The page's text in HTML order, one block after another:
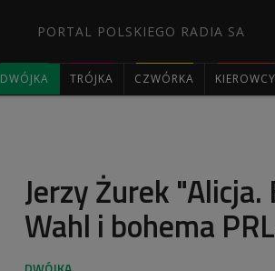
PORTAL POLSKIEGO RADIA SA
DWÓJKA TRÓJKA CZWÓRKA KIEROWCY
Jerzy Żurek "Alicja.
Wahl i bohema